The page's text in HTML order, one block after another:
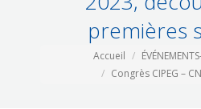
premières
Vous êtes ici :
Accueil
Congrès CIPEG –